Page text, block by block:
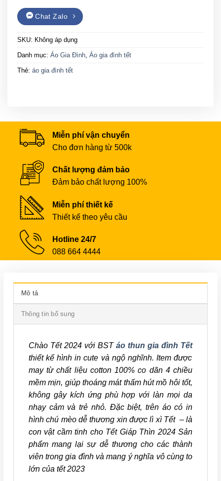
Chat Zalo
SKU: Không áp dụng
Danh mục: Áo Gia Đình, Áo gia đình tết
Thẻ: áo gia đình tết
Miễn phí vận chuyển
Cho đơn hàng từ 500k
Chất lượng đảm bảo
Đảm bảo chất lượng 100%
Miễn phí thiết kế
Thiết kế theo yêu cầu
Hotline 24/7
088 664 4444
Mô tả
Thông tin bổ sung
Chào Tết 2024 với BSTáo thun gia đình Tết
thiết kế hình in cute và ngộ nghĩnh. Itemđược
may từ chất liệu cotton 100% co dãn 4 chiều
mềm mịn, giúp thoáng mát thấm hút mồ hôi tốt,
không gây kích ứng phù hợp với làn mọi da
nhạy cảm và trẻ nhỏ. Đặc biệt, trên áo có in
hình chú mèo dễ thương xin được lì xì Tết – là
con vật cầm tinh cho Tết Giáp Thìn 2024 Sản
phẩm mang lại sự dễ thương cho các thành
viên trong gia đình và mang ý nghĩa vô cùng to
lớn của tết 2023